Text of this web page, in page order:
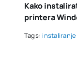
Kako
printera
Tags: